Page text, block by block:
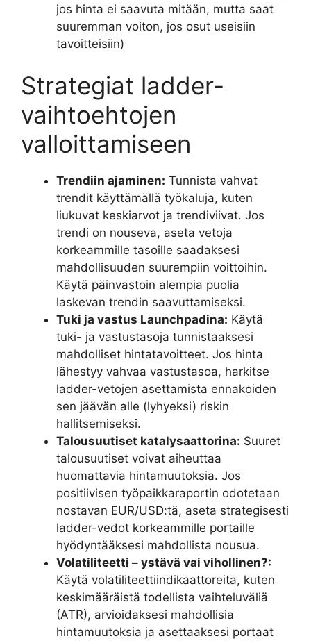
jos hinta ei saavuta mitään, mutta saat
suuremman voiton, jos osut useisiin
tavoitteisiin)
Strategiat ladder-
vaihtoehtojen
valloittamiseen
Trendiin ajaminen: Tunnista vahvat
trendit käyttämällä työkaluja, kuten
liukuvat keskiarvot ja trendiviivat. Jos
trendi on nouseva, aseta vetoja
korkeammille tasoille saadaksesi
mahdollisuuden suurempiin voittoihin.
Käytä päinvastoin alempia puolia
laskevan trendin saavuttamiseksi.
Tuki ja vastus Launchpadina: Käytä
tuki- ja vastustasoja tunnistaaksesi
mahdolliset hintatavoitteet. Jos hinta
lähestyy vahvaa vastustasoa, harkitse
ladder-vetojen asettamista ennakoiden
sen jäävän alle (lyhyeksi) riskin
hallitsemiseksi.
Talousuutiset katalysaattorina: Suuret
talousuutiset voivat aiheuttaa
huomattavia hintamuutoksia. Jos
positiivisen työpaikkaraportin odotetaan
nostavan EUR/USD:tä, aseta strategisesti
ladder-vedot korkeammille portaille
hyödyntääksesi mahdollista nousua.
Volatiliteetti – ystävä vai vihollinen?:
Käytä volatiliteettiindikaattoreita, kuten
keskimääräistä todellista vaihteluväliä
(ATR), arvioidaksesi mahdollisia
hintamuutoksia ja asettaaksesi portaat